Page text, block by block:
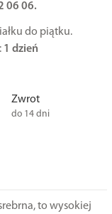
06 06.
do piątku.
1 dzień
Zwrot
do 14 dni
to wysokiej